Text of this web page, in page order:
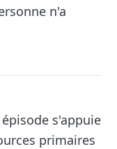
n'a
épisode s'appuie
primaires